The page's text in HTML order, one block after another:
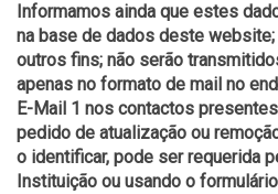
Informamos ainda que estes
na base de dados deste
outros fins; não serão
apenas no formato de mail no
E-Mail 1 nos contactos
pedido de atualização ou
o identificar, pode ser requerida
Instituição ou usando o